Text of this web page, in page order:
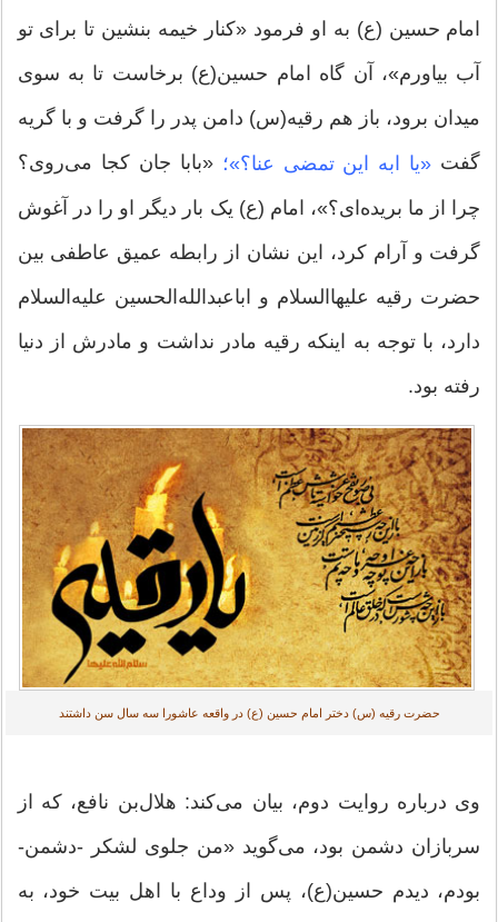
امام حسین (ع) به او فرمود «کنار خیمه بنشین تا برای تو
آب بیاورم»، آن گاه امام حسین(ع) برخاست تا به سوی
میدان برود، باز هم رقیه(س) دامن پدر را گرفت و با گریه
گفت «یا ابه این تمضی عنا؟»؛ «بابا جان کجا می‌روی؟
چرا از ما بریده‌ای؟»، امام (ع) یک بار دیگر او را در آغوش
گرفت و آرام کرد، این نشان از رابطه عمیق عاطفی بین
حضرت رقیه‌ علیهاالسلام و اباعبدالله‌الحسین علیه‌السلام
دارد، با توجه به اینکه رقیه مادر نداشت و مادرش از دنیا
رفته بود.
حضرت رقیه (س) دختر امام حسین (ع) در واقعه عاشورا سه سال سن داشتند
وی درباره روایت دوم، بیان می‌کند: هلال‌بن نافع، که از
سربازان دشمن بود، می‌گوید «من جلوی لشکر -دشمن-
بودم، دیدم حسین(ع)، پس از وداع با اهل بیت خود، به